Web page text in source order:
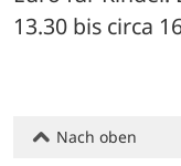
13.30 bis circa
Nach oben